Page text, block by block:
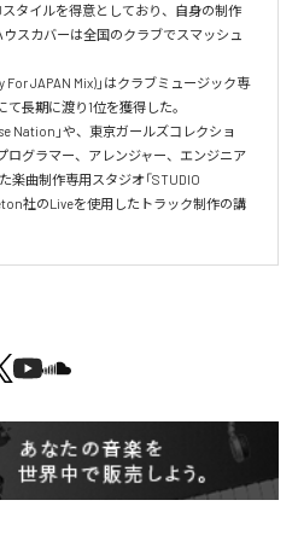
タイルを得意としており、自身の制作
ウスカバーは全国のクラブでスマッシュ
For JAPAN Mix)」はクラブミュージック専
て長期に渡り1位を獲得した。
Nation」や、東京ガールズコレクショ
ログラマー、アレンジャー、エンジニア
楽曲制作専用スタジオ「STUDIO
社のLiveを使用したトラック制作の講